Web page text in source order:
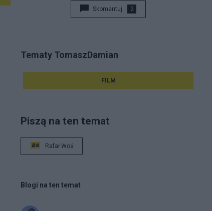
Skomentuj 2
Tematy TomaszDamian
FILM
Piszą na ten temat
Rafał Woś
Blogi na ten temat